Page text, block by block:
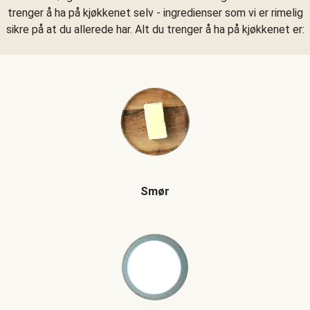
trenger å ha på kjøkkenet selv - ingredienser som vi er rimelig
sikre på at du allerede har. Alt du trenger å ha på kjøkkenet er:
Smør